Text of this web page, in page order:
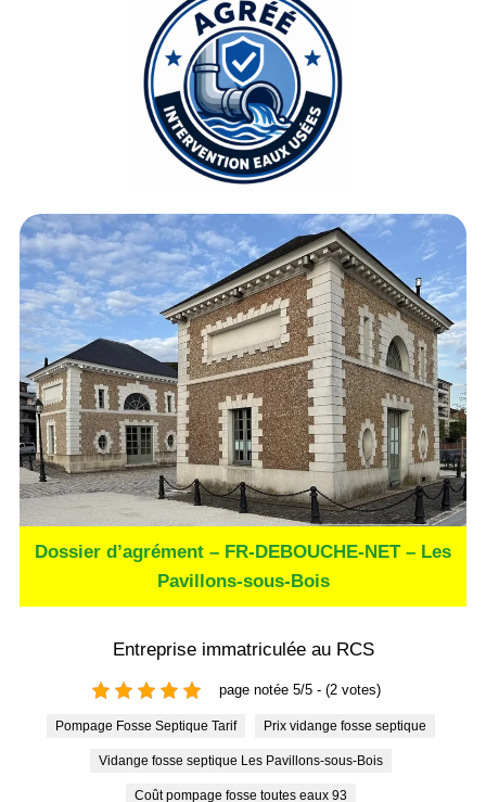
Dossier d’agrément – FR-DEBOUCHE-NET – Les
Pavillons-sous-Bois
Entreprise immatriculée au RCS
page notée 5/5 - (2 votes)
Pompage Fosse Septique Tarif Prix vidange fosse septique
Vidange fosse septique Les Pavillons-sous-Bois
Coût pompage fosse toutes eaux 93